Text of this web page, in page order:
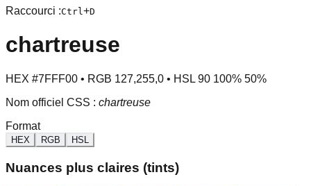
Raccourci :Ctrl+D
chartreuse
HEX #7FFF00 • RGB 127,255,0 • HSL 90 100% 50%
Nom officiel CSS : chartreuse
Format
HEX RGB HSL
Nuances plus claires (tints)